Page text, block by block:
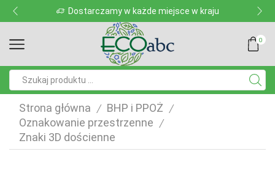
Dostarczamy w każde miejsce w kraju
0
Strona główna / BHP i PPOŻ /
Oznakowanie przestrzenne /
Znaki 3D dościenne